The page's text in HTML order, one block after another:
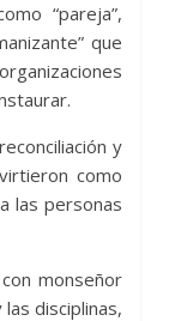
“pareja”,
que
y
como
las personas
monseñor
disciplinas,